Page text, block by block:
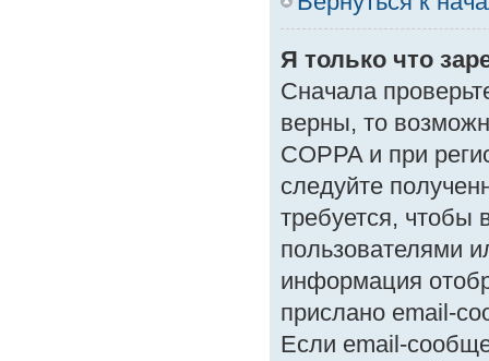
Я только что
Сначала
верны, то
COPPA и при
следуйте
требуется, чтобы
пользователями
информация
прислано email-
Если email-